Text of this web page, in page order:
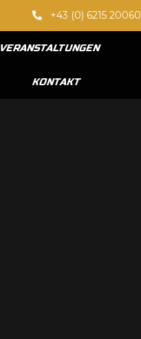
+43 (0) 6215 20060
VERANSTALTUNGEN
KONTAKT